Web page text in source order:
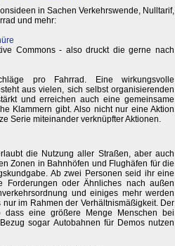
in Sachen Verkehrswende, Nulltarif,
und mehr:
Commons - also druckt die gerne nach
pro Fahrrad. Eine wirkungsvolle
aus vielen, sich selbst organisierenden
und erreichen auch eine gemeinsame
Klammern gibt. Also nicht nur eine Aktion
Serie miteinander verknüpfter Aktionen.
die Nutzung aller Straßen, aber auch
Zonen in Bahnhöfen und Flughäfen für die
Ab zwei Personen seid ihr eine
Forderungen oder Ähnliches nach außen
und einiges mehr werden
im Rahmen der Verhältnismäßigkeit. Der
eine größere Menge Menschen bei
sogar Autobahnen für Demos nutzen